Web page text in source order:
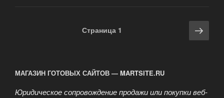
Страница 1
МАГАЗИН ГОТОВЫХ САЙТОВ — MARTSITE.RU
Юридическое сопровождение продажи или покупки веб-